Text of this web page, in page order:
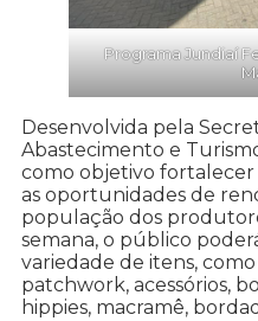
Programa Jundiaí
Desenvolvida pela
Abastecimento e
como objetivo
as oportunidades de
população dos
semana, o público
variedade de itens,
patchwork, acessórios,
hippies, macramê,